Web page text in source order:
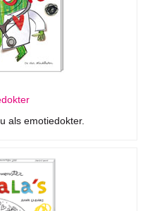
als emotiedokter.